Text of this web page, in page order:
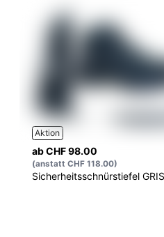
Aktion
ab CHF 98.00
(anstatt CHF 118.00)
Sicherheitsschnürstiefel